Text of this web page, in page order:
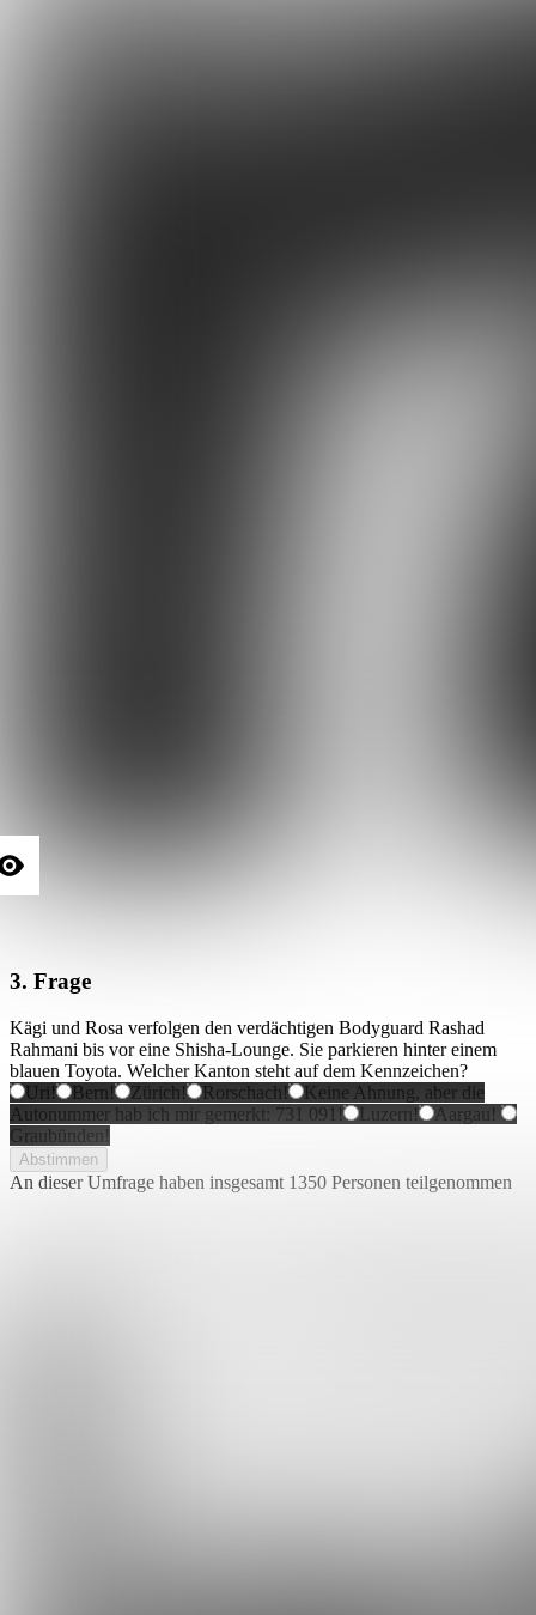
3. Frage
Kägi und Rosa verfolgen den verdächtigen Bodyguard Rashad
Rahmani bis vor eine Shisha-Lounge. Sie parkieren hinter einem
blauen Toyota. Welcher Kanton steht auf dem Kennzeichen?
Uri!
Bern! Zürich! Rorschach!
Keine Ahnung, aber die
Autonummer hab ich mir gemerkt: 731 091!
Luzern!
Aargau!
Graubünden!
Abstimmen
An dieser Umfrage haben insgesamt 1350 Personen teilgenommen